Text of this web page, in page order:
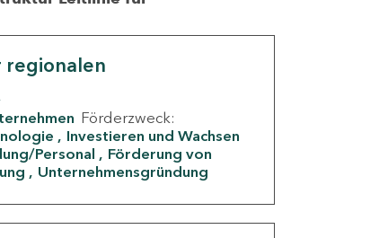
regionalen
Förderzweck:
Investieren und Wachsen
Personal
Förderung von
Unternehmensgründung